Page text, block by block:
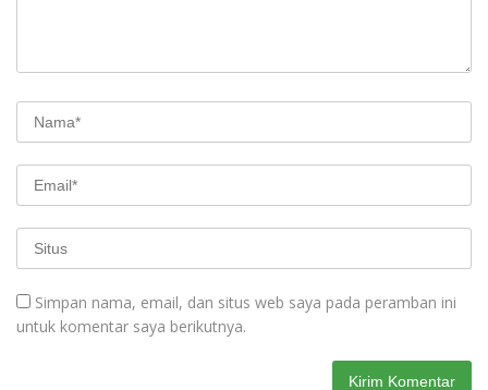
Simpan nama, email, dan situs web saya pada peramban ini
untuk komentar saya berikutnya.